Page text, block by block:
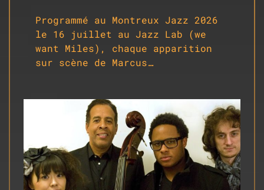
Programmé au Montreux Jazz 2026
le 16 juillet au Jazz Lab (we
want Miles), chaque apparition
sur scène de Marcus…